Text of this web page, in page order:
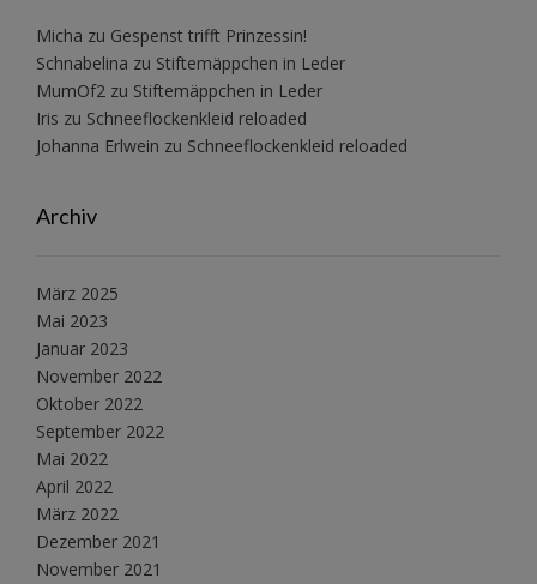
Micha zu Gespenst trifft Prinzessin!
Schnabelina zu Stiftemäppchen in Leder
MumOf2 zu Stiftemäppchen in Leder
Iris zu Schneeflockenkleid reloaded
Johanna Erlwein zu Schneeflockenkleid reloaded
Archiv
März 2025
Mai 2023
Januar 2023
November 2022
Oktober 2022
September 2022
Mai 2022
April 2022
März 2022
Dezember 2021
November 2021